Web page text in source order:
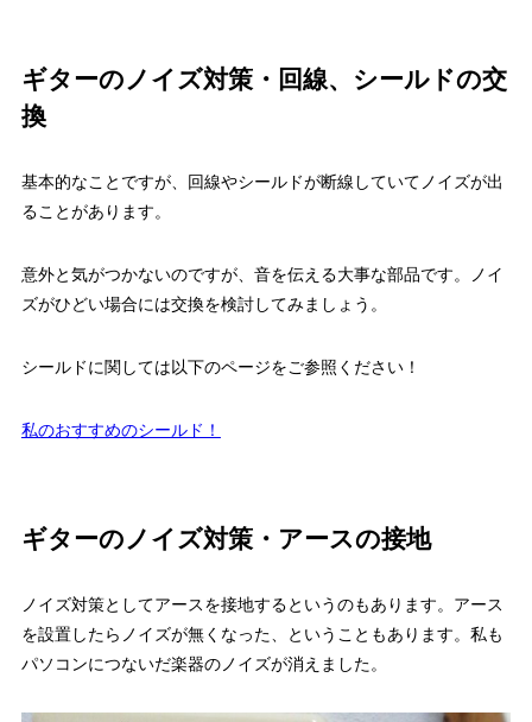
ギターのノイズ対策・回線、シールドの交
換
基本的なことですが、回線やシールドが断線していてノイズが出
ることがあります。
意外と気がつかないのですが、音を伝える大事な部品です。ノイ
ズがひどい場合には交換を検討してみましょう。
シールドに関しては以下のページをご参照ください！
私のおすすめのシールド！
ギターのノイズ対策・アースの接地
ノイズ対策としてアースを接地するというのもあります。アース
を設置したらノイズが無くなった、ということもあります。私も
パソコンにつないだ楽器のノイズが消えました。